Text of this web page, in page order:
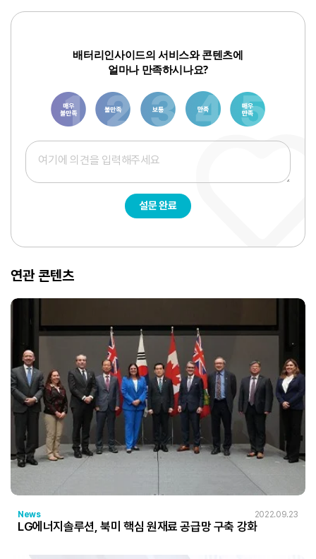
배터리인사이드의 서비스와 콘텐츠에
얼마나 만족하시나요?
1 3 6 8 10
설문 완료
연관 콘텐츠
News 2022.09.23
LG에너지솔루션, 북미 핵심 원재료 공급망 구축 강화